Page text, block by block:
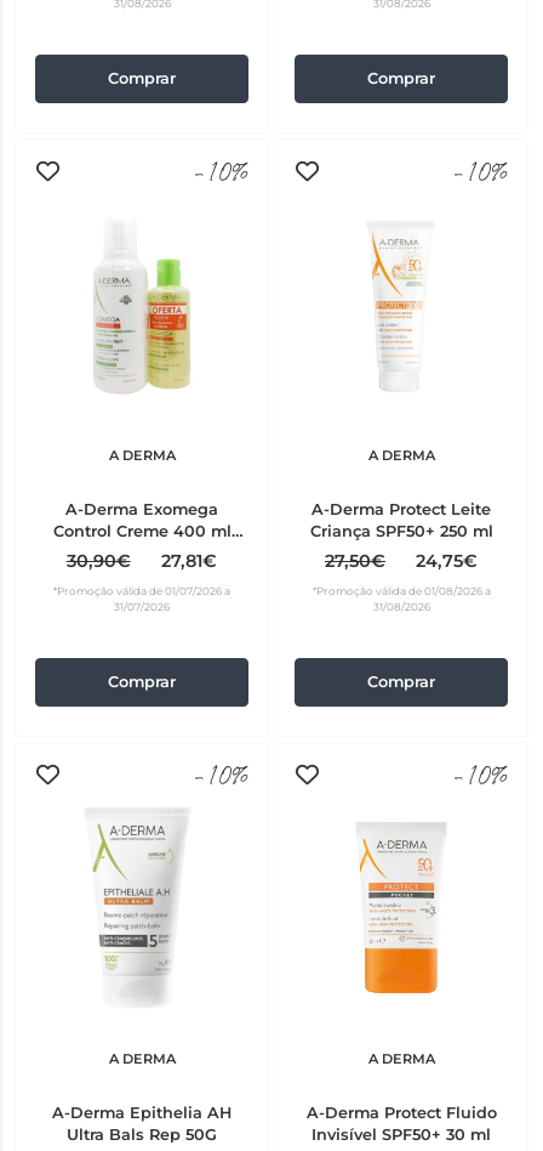
31/08/2026
Comprar
31/08/2026
Comprar
-10%
A DERMA
A-Derma Exomega
Control Creme 400 ml
Oferta Óleo Duche 200 ml
30,90€ 27,81€
*Promoção válida de 01/07/2026 a
31/07/2026
Comprar
-10%
A DERMA
A-Derma Protect Leite
Criança SPF50+ 250 ml
27,50€ 24,75€
*Promoção válida de 01/08/2026 a
31/08/2026
Comprar
-10%
A DERMA
A-Derma Epithelia AH
Ultra Bals Rep 50G
-10%
A DERMA
A-Derma Protect Fluido
Invisível SPF50+ 30 ml